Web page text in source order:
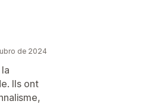
de 2024
Ils ont